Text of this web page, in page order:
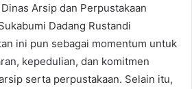
Arsip dan Perpustakaan
Dadang Rustandi
ini pun sebagai momentum untuk
kepedulian, dan komitmen
serta perpustakaan. Selain itu,